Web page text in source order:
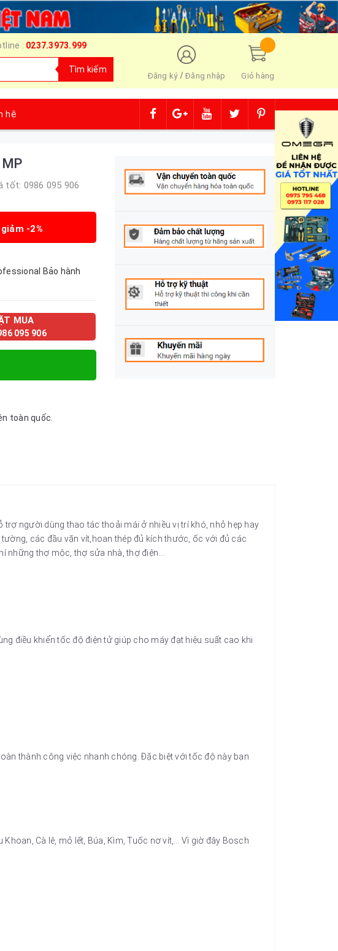
: 0237.3973.999
Tìm kiếm
Đăng ký/Đăng nhập Giỏ hàng
hệ
MP
tốt: 0986 095 906
giảm -2%
Bảo hành
MUA
095 906
toàn quốc.
người dùng thao tác thoải mái ở nhiều vị trí khó, nhỏ hẹp hay
các đầu vặn vít,hoan thép đủ kích thước, ốc với đủ các
những thợ mộc, thợ sửa nhà, thợ điện….
điều khiển tốc độ điện tử giúp cho máy đạt hiệu suất cao khi
thành công việc nhanh chóng. Đặc biệt với tốc độ này bạn
Cà lê, mỏ lết, Búa, Kìm, Tuốc nơ vít,… Vì giờ đây Bosch